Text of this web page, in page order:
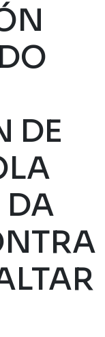
DE